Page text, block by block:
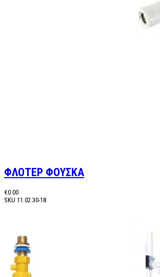
ΦΛΟΤΕΡ ΦΟΥΣΚΑ
€0.00
SKU 11.02.30-18